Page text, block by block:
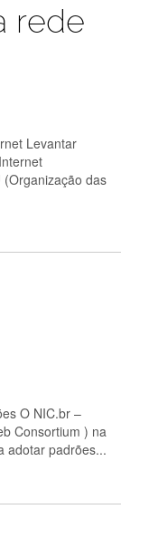
rede
Levantar
das
O NIC.br –
Consortium ) na
adotar padrões...